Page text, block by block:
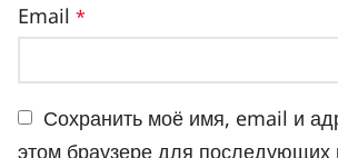
Email *
Сохранить моё имя, email и
этом браузере для последующих